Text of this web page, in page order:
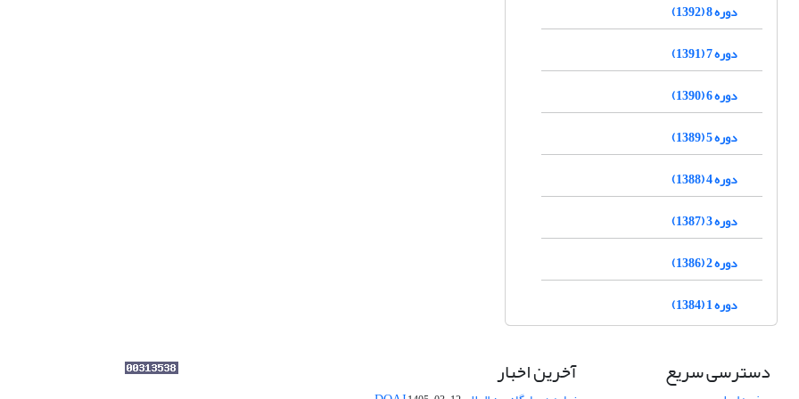
دوره 8 (1392)
دوره 7 (1391)
دوره 6 (1390)
دوره 5 (1389)
دوره 4 (1388)
دوره 3 (1387)
دوره 2 (1386)
دوره 1 (1384)
دسترسی سریع آخرین اخبار